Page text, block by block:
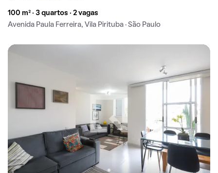
100 m² · 3 quartos · 2 vagas
Avenida Paula Ferreira, Vila Pirituba · São Paulo